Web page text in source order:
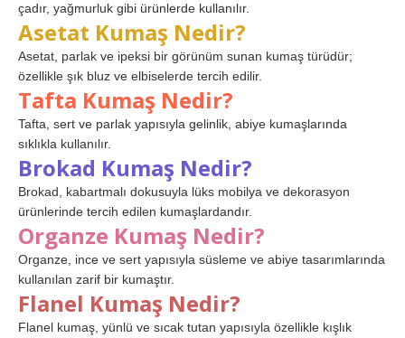
çadır, yağmurluk gibi ürünlerde kullanılır.
Asetat Kumaş Nedir?
Asetat, parlak ve ipeksi bir görünüm sunan kumaş türüdür;
özellikle şık bluz ve elbiselerde tercih edilir.
Tafta Kumaş Nedir?
Tafta, sert ve parlak yapısıyla gelinlik, abiye kumaşlarında
sıklıkla kullanılır.
Brokad Kumaş Nedir?
Brokad, kabartmalı dokusuyla lüks mobilya ve dekorasyon
ürünlerinde tercih edilen kumaşlardandır.
Organze Kumaş Nedir?
Organze, ince ve sert yapısıyla süsleme ve abiye tasarımlarında
kullanılan zarif bir kumaştır.
Flanel Kumaş Nedir?
Flanel kumaş, yünlü ve sıcak tutan yapısıyla özellikle kışlık